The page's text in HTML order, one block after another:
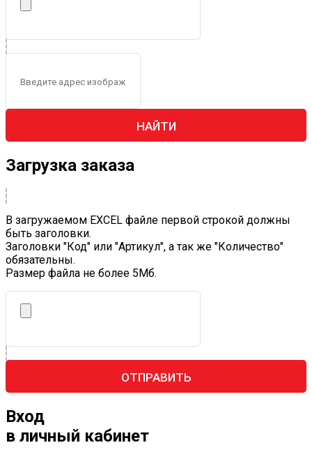
НАЙТИ
Загрузка заказа
В загружаемом EXCEL файле первой строкой должны
быть заголовки.
Заголовки "Код" или "Артикул", а так же "Количество"
обязательны.
Размер файла не более 5Mб.
ОТПРАВИТЬ
Вход
в личный кабинет